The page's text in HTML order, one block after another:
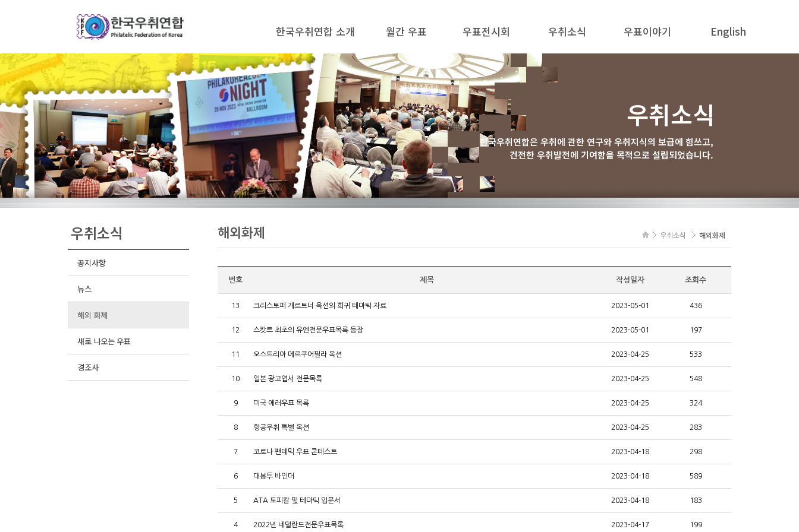
한국우취연합 소개
설립목적 / 정관
인사말
주요사업 / 연혁
임원 / 분과위원
지부 / 회원단체
관련사이트
찾아오시는 길
월간 우표
월간 우표 소개
월간 우표 미리보기
정기구독 안내 / 신청
월간 우표 지상 옥션
지상 옥션 응찰
월간 우표 DB
우표전시회
우표전시회란?
필라코리아 2025
대한민국우표전시회
국내우표전시회
해외우표전시회
전시회 규정
우취소식
새로 나오는 우표
경조사
우표이야기
우취보물창고
우표교실
English
POSTAGE STAMP NEWS
우취소식
한국우취연합은 우취에 관한 연구와 우취지식의 보급에 힘쓰고,
건전한 우취발전에 기여함을 목적으로 설립되었습니다.
우취소식
공지사항
뉴스
해외 화제
새로 나오는 우표
경조사
우취소식 해외화제
해외화제
번호 제목 작성일자 조회수
13 크리스토퍼 개르트너 옥션의 희귀 테마틱 자료 2023-05-01 436
12 스캇트 최초의 유엔전문우표목록 등장 2023-05-01 197
11 오스트리아 메르쿠어필라 옥션 2023-04-25 533
10 일본 광고엽서 전문목록 2023-04-25 548
9 미국 에러우표 목록 2023-04-25 324
8 항공우취 특별 옥션 2023-04-25 283
7 코로나 팬데믹 우표 콘테스트 2023-04-18 298
6 대봉투 바인더 2023-04-18 589
5 ATA 토피칼 및 테마틱 입문서 2023-04-18 183
4 2022년 네덜란드전문우표목록 2023-04-17 199